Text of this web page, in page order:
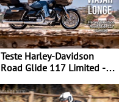
Teste Harley-Davidson
Road Glide 117 Limited - A